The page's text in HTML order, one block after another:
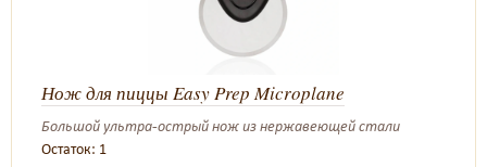
Нож для пиццы Easy Prep Microplane
Большой ультра-острый нож из нержавеющей стали
Остаток: 1